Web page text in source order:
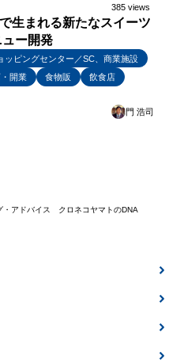
385 views
生まれる新たなスイーツ
ュー開発
ッピングセンター／SC、商業施設
開業 食物販
飲食店
門 浩司
・アドバイス クロネコヤマトのDNA